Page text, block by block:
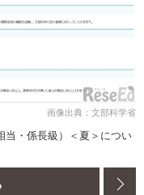
画像出典：文部科学省
当・係長級）＜夏＞につい